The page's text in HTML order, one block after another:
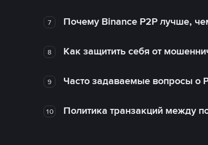
7 Почему Binance P2P лучше,
8 Как защитить себя от
9 Часто задаваемые вопросы о
10 Политика транзакций между